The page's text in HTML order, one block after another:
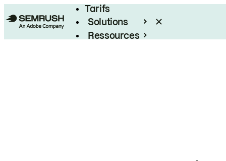
Tarifs
Solutions
Ressources